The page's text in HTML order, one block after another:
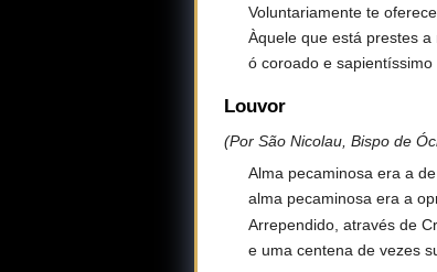
Voluntariamente te
Àquele que está prestes
ó coroado e sapientíssimo
Louvor
(Por São Nicolau, Bispo de
Alma pecaminosa era a
alma pecaminosa era a
Arrependido, através de
e uma centena de vezes